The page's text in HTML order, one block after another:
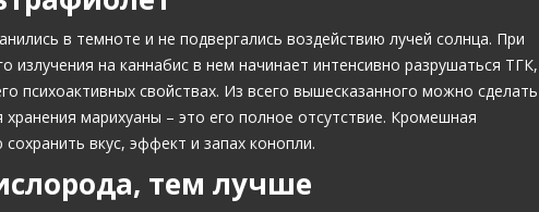
в темноте и не подвергались воздействию лучей солнца. При
излучения на каннабис в нем начинает интенсивно разрушаться ТГК,
психоактивных свойствах. Из всего вышесказанного можно сделать
марихуаны – это его полное отсутствие. Кромешная
вкус, эффект и запах конопли.
тем лучше